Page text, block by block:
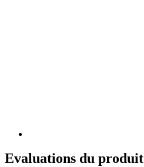
Evaluations du produit